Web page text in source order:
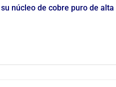
núcleo de cobre puro de